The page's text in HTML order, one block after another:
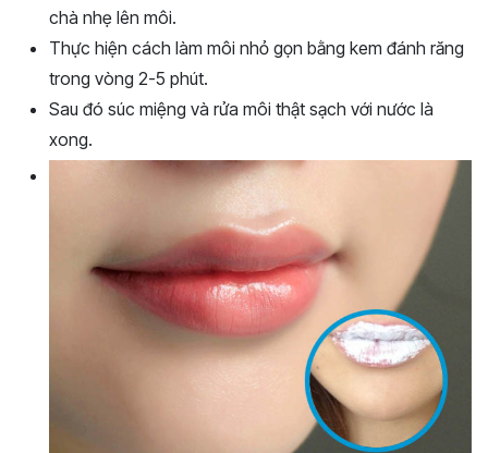
chà nhẹ lên môi.
Thực hiện cách làm môi nhỏ gọn bằng kem đánh răng
trong vòng 2-5 phút.
Sau đó súc miệng và rửa môi thật sạch với nước là
xong.